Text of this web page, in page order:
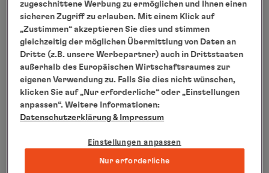
PGA-PRO
Stefan Quirmbach
zugeschnittene Werbung zu ermöglichen und Ihnen einen
sicheren Zugriff zu erlauben. Mit einem Klick auf
„Zustimmen“ akzeptieren Sie dies und stimmen
gleichzeitig der möglichen Übermittlung von Daten an
Dritte (z.B. unsere Werbepartner) auch in Drittstaaten
außerhalb des Europäischen Wirtschaftsraumes zur
eigenen Verwendung zu. Falls Sie dies nicht wünschen,
klicken Sie auf „Nur erforderliche“ oder „Einstellungen
anpassen“. Weitere Informationen:
Datenschutzerklärung & Impressum
Einstellungen anpassen
Nur erforderliche